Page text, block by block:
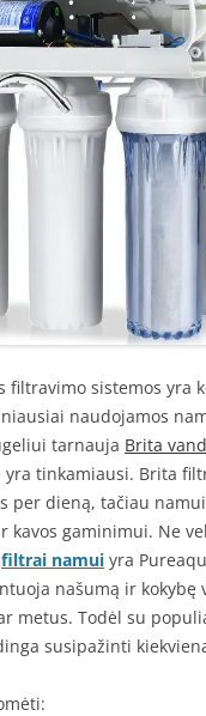
filtravimo sistemos yra
naudojamos
tarnauja Brita
yra tinkamiausi. Brita
per dieną, tačiau
kavos gaminimui. Ne
filtrai namui yra
našumą ir kokybę
metus. Todėl su
susipažinti